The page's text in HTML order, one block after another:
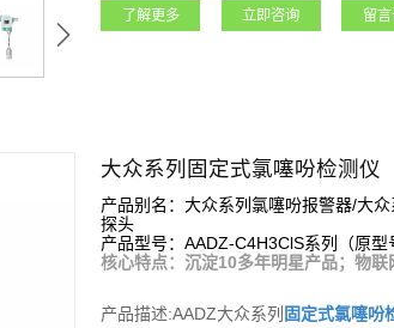
电器，可控制外围声光报警器、风机
了解更多 立即咨询 留
大众系列固定式氯噻吩检测仪
产品别名：大众系列氯噻吩报警器/大
探头
产品型号：AADZ-C4H3ClS系列（原型
核心特点：沉淀10多年明星产品；物联
产品描述:AADZ大众系列 固定式氯噻吩